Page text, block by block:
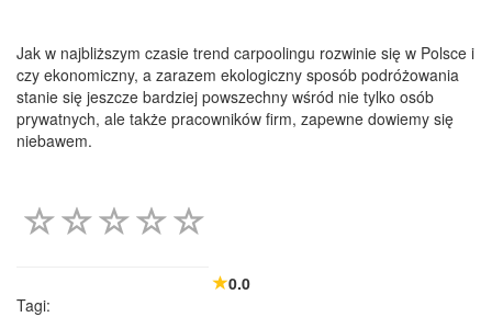
Jak w najbliższym czasie trend carpoolingu rozwinie się w Polsce i
czy ekonomiczny, a zarazem ekologiczny sposób podróżowania
stanie się jeszcze bardziej powszechny wśród nie tylko osób
prywatnych, ale także pracowników firm, zapewne dowiemy się
niebawem.
0.0
Tagi: